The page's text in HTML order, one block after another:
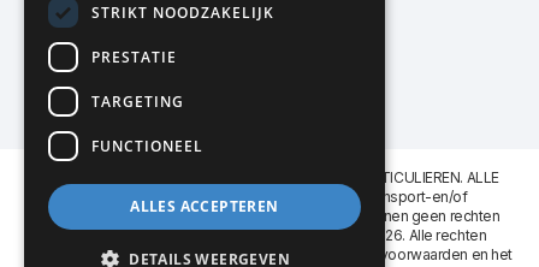
020-617 01 26
info@kmpkantoormeubilair.nl
Facebook
Instagram
KMP Kantoormeubilair levert aan BEDRIJVEN en PARTICULIEREN. ALLE
GENOEMDE PRIJZEN ZIJN EXCL. 21% B.T.W. Transport-en/of
Montagekosten op aanvraag. Aan deze website kunnen geen rechten
worden ontleend. KMP Kantoormeubilair VOF © 2026. Alle rechten
voorbehouden. Lees voor gebruik graag de
leveringsvoorwaarden en het
STRIKT NOODZAKELIJK
PRESTATIE
TARGETING
FUNCTIONEEL
ALLES ACCEPTEREN
DETAILS WEERGEVEN